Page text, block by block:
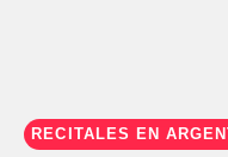
RECITALES EN